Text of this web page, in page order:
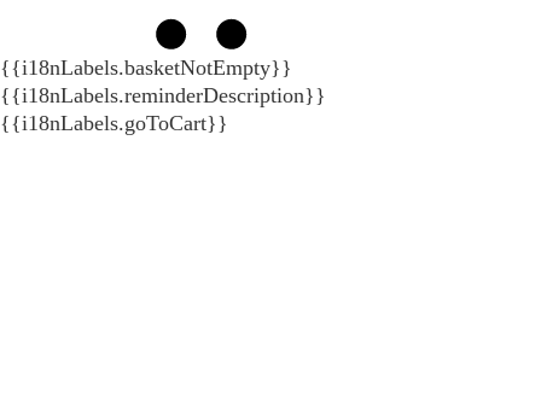
{{i18nLabels.basketNotEmpty}}
{{i18nLabels.reminderDescription}}
{{i18nLabels.goToCart}}